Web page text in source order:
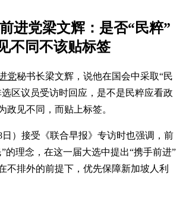
前进党梁文辉：是否“民粹”
不同不该贴标签
党秘书长梁文辉，说他在国会中采取“民
区议员受访时回应，是不是民粹应看政
政见不同，而贴上标签。
）接受《联合早报》专访时也强调，前
的理念，在这一届大选中提出“携手前进”
不排外的前提下，优先保障新加坡人利